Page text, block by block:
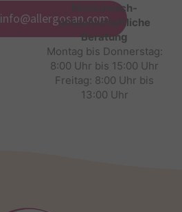
info@allergosan.com
Medizinisch-
wissenschaftliche
Beratung
Montag bis Donnerstag:
8:00 Uhr bis 15:00 Uhr
Freitag: 8:00 Uhr bis
13:00 Uhr